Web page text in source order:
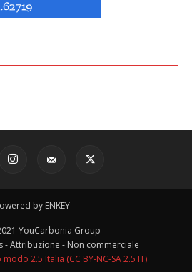
by ENKEY
YouCarbonia Group
- Attribuzione - Non commerciale
2.5 Italia (CC BY-NC-SA 2.5 IT)